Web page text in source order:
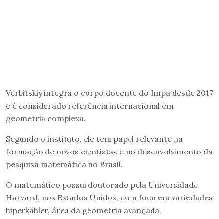
Verbitskiy integra o corpo docente do Impa desde 2017
e é considerado referência internacional em
geometria complexa.
Segundo o instituto, ele tem papel relevante na
formação de novos cientistas e no desenvolvimento da
pesquisa matemática no Brasil.
O matemático possui doutorado pela Universidade
Harvard, nos Estados Unidos, com foco em variedades
hiperkähler, área da geometria avançada.